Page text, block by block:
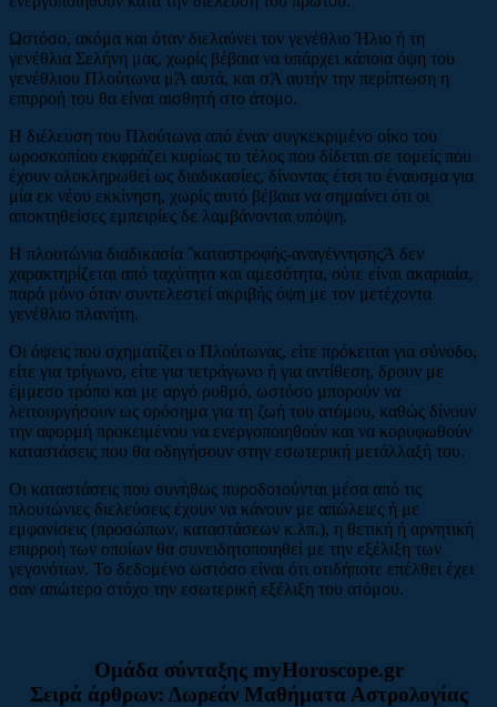
Ωστόσο, ακόμα και όταν διελαύνει τον γενέθλιο Ήλιο ή τη
γενέθλια Σελήνη μας, χωρίς βέβαια να υπάρχει κάποια όψη του
γενέθλιου Πλούτωνα μΆ αυτά, και σΆ αυτήν την περίπτωση η
επιρροή του θα είναι αισθητή στο άτομο.
Η διέλευση του Πλούτωνα από έναν συγκεκριμένο οίκο του
ωροσκοπίου εκφράζει κυρίως το τέλος που δίδεται σε τομείς που
έχουν ολοκληρωθεί ως διαδικασίες, δίνοντας έτσι το έναυσμα για
μία εκ νέου εκκίνηση, χωρίς αυτό βέβαια να σημαίνει ότι οι
αποκτηθείσες εμπειρίες δε λαμβάνονται υπόψη.
Η πλουτώνια διαδικασία ΅καταστροφής-αναγέννησηςΆ δεν
χαρακτηρίζεται από ταχύτητα και αμεσότητα, ούτε είναι ακαριαία,
παρά μόνο όταν συντελεστεί ακριβής όψη με τον μετέχοντα
γενέθλιο πλανήτη.
Οι όψεις που σχηματίζει ο Πλούτωνας, είτε πρόκειται για σύνοδο,
είτε για τρίγωνο, είτε για τετράγωνο ή για αντίθεση, δρουν με
έμμεσο τρόπο και με αργό ρυθμό, ωστόσο μπορούν να
λειτουργήσουν ως ορόσημα για τη ζωή του ατόμου, καθώς δίνουν
την αφορμή προκειμένου να ενεργοποιηθούν και να κορυφωθούν
καταστάσεις που θα οδηγήσουν στην εσωτερική μετάλλαξή του.
Οι καταστάσεις που συνήθως πυροδοτούνται μέσα από τις
πλουτώνιες διελεύσεις έχουν να κάνουν με απώλειες ή με
εμφανίσεις (προσώπων, καταστάσεων κ.λπ.), η θετική ή αρνητική
επιρροή των οποίων θα συνειδητοποιηθεί με την εξέλιξη των
γεγονότων. Το δεδομένο ωστόσο είναι ότι οτιδήποτε επέλθει έχει
σαν απώτερο στόχο την εσωτερική εξέλιξη του ατόμου.
Ομάδα σύνταξης myHoroscope.gr
Σειρά άρθρων: Δωρεάν Μαθήματα Αστρολογίας